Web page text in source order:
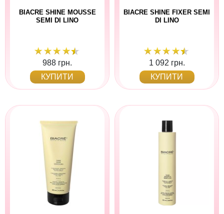
BIACRE SHINE MOUSSE
SEMI DI LINO
988 грн.
КУПИТИ
BIACRE SHINE FIXER SEMI
DI LINO
1 092 грн.
КУПИТИ